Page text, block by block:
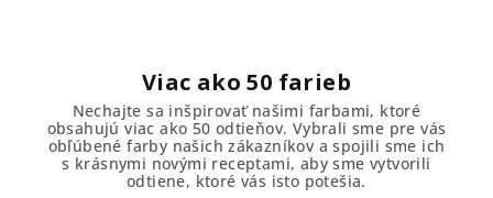
Viac ako 50 farieb
Nechajte sa inšpirovať našimi farbami, ktoré
obsahujú viac ako 50 odtieňov. Vybrali sme pre vás
obľúbené farby našich zákazníkov a spojili sme ich
s krásnymi novými receptami, aby sme vytvorili
odtiene, ktoré vás isto potešia.